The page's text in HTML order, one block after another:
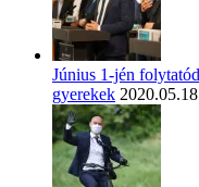
Június 1-jén
gyerekek